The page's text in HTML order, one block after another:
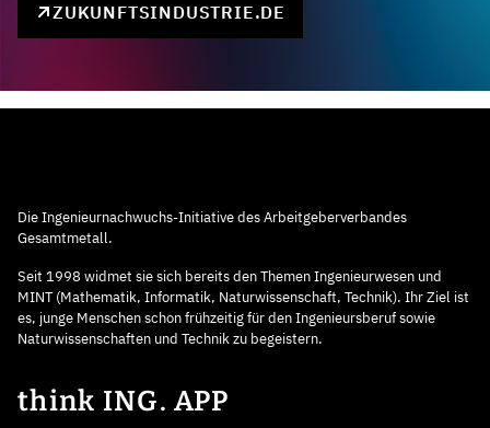
ZUKUNFTSINDUSTRIE.DE
Die Ingenieurnachwuchs-Initiative des Arbeitgeberverbandes
Gesamtmetall.
Seit 1998 widmet sie sich bereits den Themen Ingenieurwesen und
MINT (Mathematik, Informatik, Naturwissenschaft, Technik). Ihr Ziel ist
es, junge Menschen schon frühzeitig für den Ingenieursberuf sowie
Naturwissenschaften und Technik zu begeistern.
think ING. APP